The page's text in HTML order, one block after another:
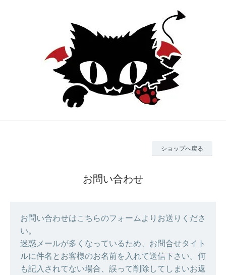
ショップへ戻る
お問い合わせ
お問い合わせはこちらのフォームよりお送りくださ
い。
迷惑メールが多くなっているため、お問合せタイト
ルに件名とお客様のお名前を入れて送信下さい。何
も記入されてない場合、誤って削除してしまいお返